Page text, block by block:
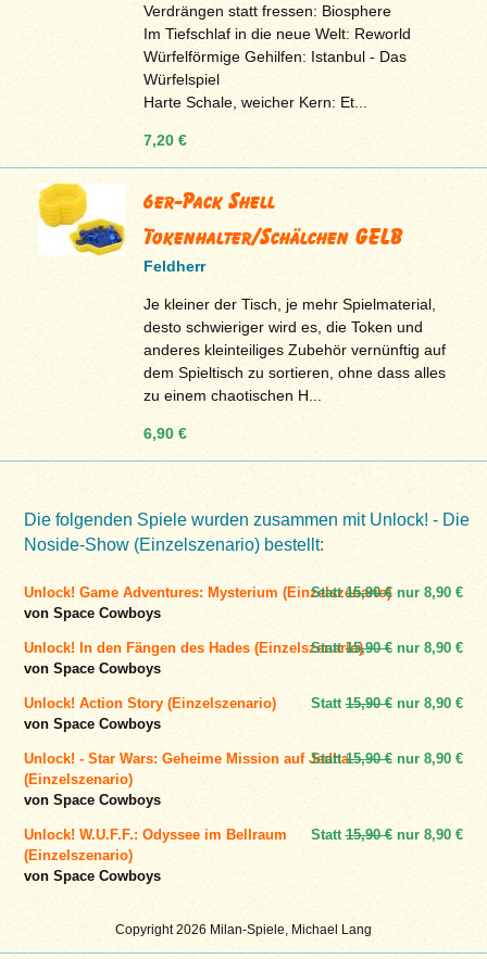
Copyright 2026 Milan-Spiele, Michael Lang
Verdrängen statt fressen: Biosphere
Im Tiefschlaf in die neue Welt: Reworld
Würfelförmige Gehilfen: Istanbul - Das
Würfelspiel
Harte Schale, weicher Kern: Et...
7,20 €
6er-Pack Shell
Tokenhalter/Schälchen GELB
Feldherr
Je kleiner der Tisch, je mehr Spielmaterial,
desto schwieriger wird es, die Token und
anderes kleinteiliges Zubehör vernünftig auf
dem Spieltisch zu sortieren, ohne dass alles
zu einem chaotischen H...
6,90 €
Die folgenden Spiele wurden zusammen mit Unlock! - Die
Noside-Show (Einzelszenario) bestellt:
Unlock! Game Adventures: Mysterium (Einzelszenario)
von Space Cowboys
Statt15,90 €nur 8,90 €
Unlock! In den Fängen des Hades (Einzelszenario)
von Space Cowboys
Statt15,90 €nur 8,90 €
Unlock! Action Story (Einzelszenario)
von Space Cowboys
Statt15,90 €nur 8,90 €
Unlock! - Star Wars: Geheime Mission auf Jedha
(Einzelszenario)
von Space Cowboys
Statt15,90 €nur 8,90 €
Unlock! W.U.F.F.: Odyssee im Bellraum
(Einzelszenario)
von Space Cowboys
Statt15,90 €nur 8,90 €